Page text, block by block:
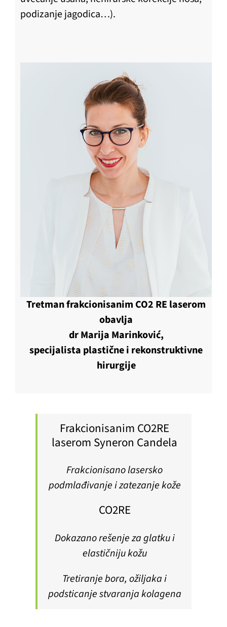
podizanje jagodica…).
Tretman frakcionisanim CO2 RE laserom
obavlja
dr Marija Marinković,
specijalista plastične i rekonstruktivne
hirurgije
Frakcionisanim CO2RE
laserom Syneron Candela
Frakcionisano lasersko
podmlađivanje i zatezanje kože
CO2RE
Dokazano rešenje za glatku i
elastičniju kožu
Tretiranje bora, ožiljaka i
podsticanje stvaranja kolagena